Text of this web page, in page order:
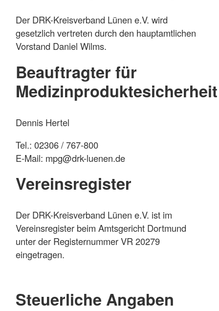
Der DRK-Kreisverband Lünen e.V. wird
gesetzlich vertreten durch den hauptamtlichen
Vorstand Daniel Wilms.
Beauftragter für
Medizinproduktesicherheit
Dennis Hertel
Tel.: 02306 / 767-800
E-Mail: mpg@drk-luenen.de
Vereinsregister
Der DRK-Kreisverband Lünen e.V. ist im
Vereinsregister beim Amtsgericht Dortmund
unter der Registernummer VR 20279
eingetragen.
Steuerliche Angaben